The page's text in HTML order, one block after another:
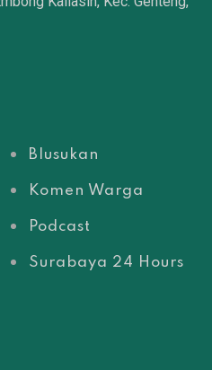
Blusukan
Komen Warga
Podcast
Surabaya 24 Hours